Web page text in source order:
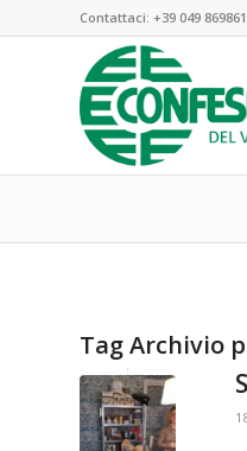
Contattaci: +39 049
Tag Archivio